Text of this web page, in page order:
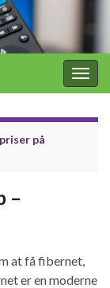
på
–
at få fibernet,
er en moderne